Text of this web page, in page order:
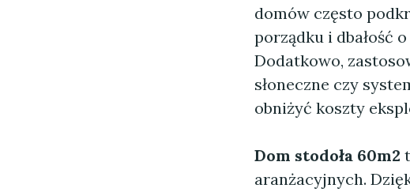
domów często
porządku i dbałość
Dodatkowo,
słoneczne czy
obniżyć koszty
Dom stodoła 60m2
aranżacyjnych.